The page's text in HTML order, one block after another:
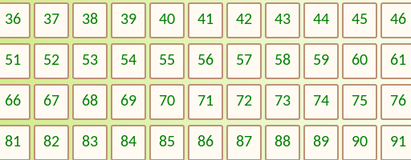
36 37 38 39 40 41 42 43 44 45 46
51 52 53 54 55 56 57 58 59 60 61
66 67 68 69 70 71 72 73 74 75 76
81 82 83 84 85 86 87 88 89 90 91